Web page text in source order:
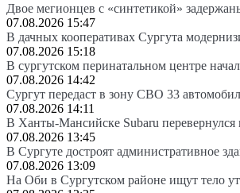
Двое мегионцев с «синтетикой»
07.08.2026 15:47
В дачных кооперативах Сургута
07.08.2026 15:18
В сургутском перинатальном центре
07.08.2026 14:42
Сургут передаст в зону СВО 33
07.08.2026 14:11
В Ханты-Мансийске Subaru перевернулся
07.08.2026 13:45
В Сургуте достроят административное
07.08.2026 13:09
На Оби в Сургутском районе ищут тело